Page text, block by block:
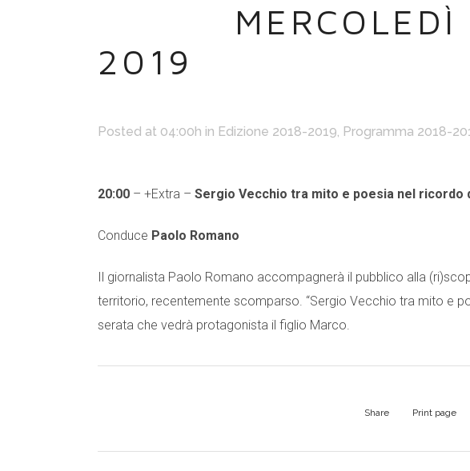
2019
Posted at 04:00h in Edizione 2018-2019, Programma 2018-
20:00 – +Extra – Sergio Vecchio tra mito e poesia nel ricordo
Conduce Paolo Romano
Il giornalista Paolo Romano accompagnerà il pubblico alla
territorio, recentemente scomparso. “Sergio Vecchio tra mito e
serata che vedrà protagonista il figlio Marco.
Share Print page